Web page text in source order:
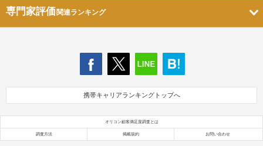
専門家評価関連ランキング
携帯キャリアランキングトップへ
オリコン顧客満足度調査とは
調査方法 掲載規約 お問い合わせ